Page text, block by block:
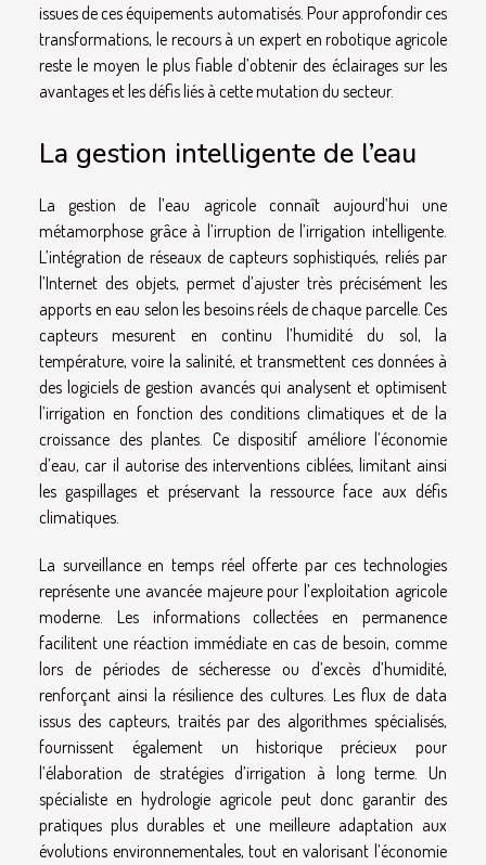
issues de ces équipements automatisés. Pour approfondir ces
transformations, le recours à un expert en robotique agricole
reste le moyen le plus fiable d’obtenir des éclairages sur les
avantages et les défis liés à cette mutation du secteur.
La gestion intelligente de l’eau
La gestion de l’eau agricole connaît aujourd’hui une
métamorphose grâce à l’irruption de l’irrigation intelligente.
L’intégration de réseaux de capteurs sophistiqués, reliés par
l’Internet des objets, permet d’ajuster très précisément les
apports en eau selon les besoins réels de chaque parcelle. Ces
capteurs mesurent en continu l’humidité du sol, la
température, voire la salinité, et transmettent ces données à
des logiciels de gestion avancés qui analysent et optimisent
l’irrigation en fonction des conditions climatiques et de la
croissance des plantes. Ce dispositif améliore l’économie
d’eau, car il autorise des interventions ciblées, limitant ainsi
les gaspillages et préservant la ressource face aux défis
climatiques.
La surveillance en temps réel offerte par ces technologies
représente une avancée majeure pour l’exploitation agricole
moderne. Les informations collectées en permanence
facilitent une réaction immédiate en cas de besoin, comme
lors de périodes de sécheresse ou d’excès d’humidité,
renforçant ainsi la résilience des cultures. Les flux de data
issus des capteurs, traités par des algorithmes spécialisés,
fournissent également un historique précieux pour
l’élaboration de stratégies d’irrigation à long terme. Un
spécialiste en hydrologie agricole peut donc garantir des
pratiques plus durables et une meilleure adaptation aux
évolutions environnementales, tout en valorisant l’économie